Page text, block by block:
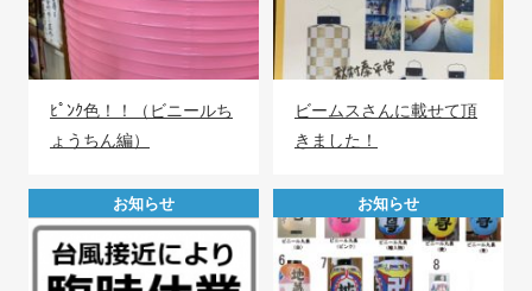
ﾋﾟﾝｸ色！！（ビニールち
ょうちん編）
ビームスさんに載せて頂
きました！
お知らせ お知らせ